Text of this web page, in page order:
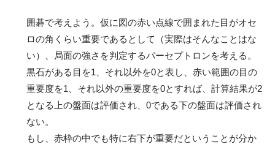
囲碁で考えよう。仮に図の赤い点線で囲まれた目がオセ
ロの角くらい重要であるとして（実際はそんなことはな
い）、局面の強さを判定するパーセプトロンを考える。
黒石がある目を1、それ以外を0と表し、赤い範囲の目の
重要度を1、それ以外の重要度を0とすれば、計算結果が2
となる上の盤面は評価され、0である下の盤面は評価され
ない。
もし、赤枠の中でも特に右下が重要だということが分か